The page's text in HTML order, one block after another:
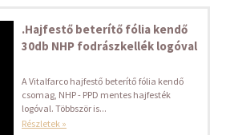
.Hajfestő beterítő fólia kendő
30db NHP fodrászkellék logóval
A Vitalfarco hajfestő beterítő fólia kendő
csomag, NHP - PPD mentes hajfesték
logóval. Többször is...
Részletek »